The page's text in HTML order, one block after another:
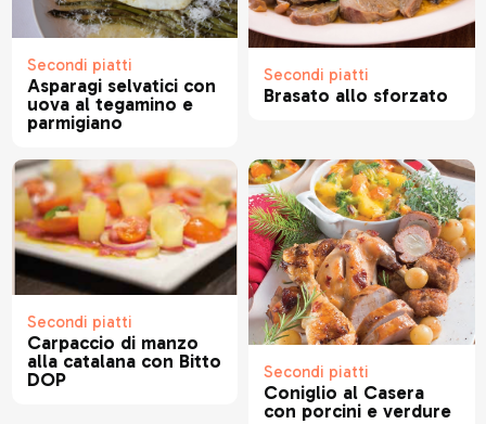
Secondi piatti
Asparagi selvatici con
uova al tegamino e
parmigiano
Secondi piatti
Brasato allo sforzato
Secondi piatti
Carpaccio di manzo
alla catalana con Bitto
DOP
Secondi piatti
Coniglio al Casera
con porcini e verdure